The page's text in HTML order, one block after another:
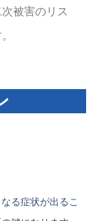
被害のリス
る症状が出るこ